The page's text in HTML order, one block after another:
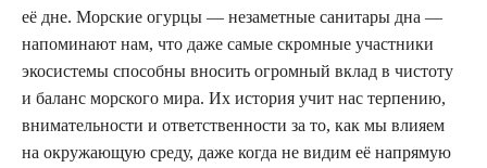
её дне. Морские огурцы — незаметные санитары дна —
напоминают нам, что даже самые скромные участники
экосистемы способны вносить огромный вклад в чистоту
и баланс морского мира. Их история учит нас терпению,
внимательности и ответственности за то, как мы влияем
на окружающую среду, даже когда не видим её напрямую